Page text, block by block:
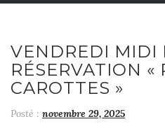
VENDREDI MIDI
RÉSERVATION «
CAROTTES »
Posté : novembre 29, 2025